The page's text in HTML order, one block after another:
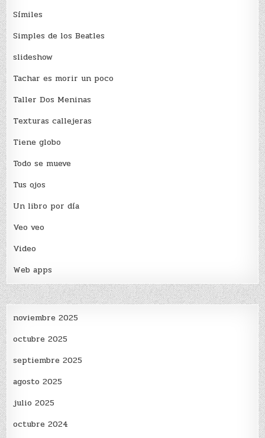
Sí­miles
Simples de los Beatles
slideshow
Tachar es morir un poco
Taller Dos Meninas
Texturas callejeras
Tiene globo
Todo se mueve
Tus ojos
Un libro por día
Veo veo
Video
Web apps
noviembre 2025
octubre 2025
septiembre 2025
agosto 2025
julio 2025
octubre 2024